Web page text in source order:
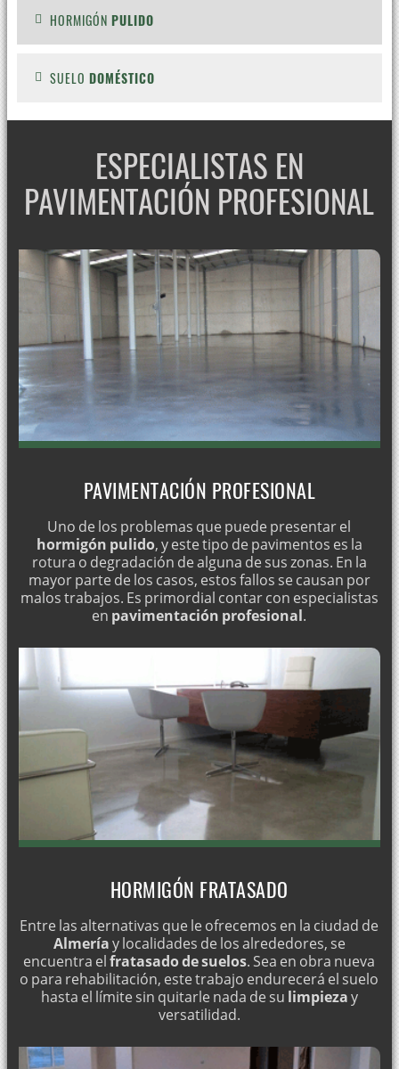
HORMIGÓN PULIDO
SUELO DOMÉSTICO
ESPECIALISTAS EN
PAVIMENTACIÓN PROFESIONAL
PAVIMENTACIÓN PROFESIONAL
Uno de los problemas que puede presentar el
hormigón pulido, y este tipo de pavimentos es la
rotura o degradación de alguna de sus zonas. En la
mayor parte de los casos, estos fallos se causan por
malos trabajos. Es primordial contar con especialistas
en pavimentación profesional.
HORMIGÓN FRATASADO
Entre las alternativas que le ofrecemos en la ciudad de
Almeríay localidades de los alrededores, se
encuentra elfratasado de suelos. Sea en obra nueva
o para rehabilitación, este trabajo endurecerá el suelo
hasta el límite sin quitarle nada de su limpiezay
versatilidad.